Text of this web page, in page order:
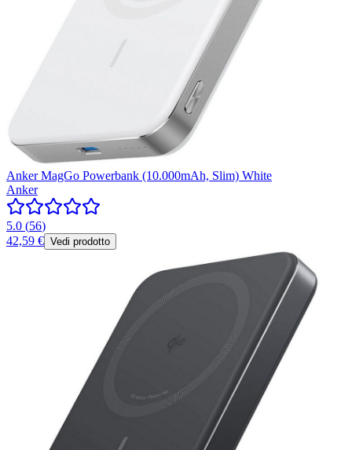
Anker MagGo Powerbank (10.000mAh, Slim) White
Anker
5.0 (56)
42,59 € Vedi prodotto